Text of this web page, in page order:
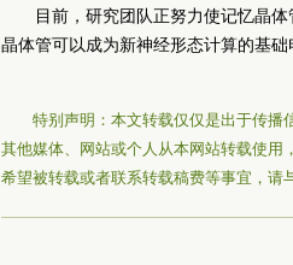
目前，研究团队正努力使记忆晶
晶体管可以成为新神经形态计算的基
特别声明：本文转载仅仅是出于传播
其他媒体、网站或个人从本网站转载使用
希望被转载或者联系转载稿费等事宜，请